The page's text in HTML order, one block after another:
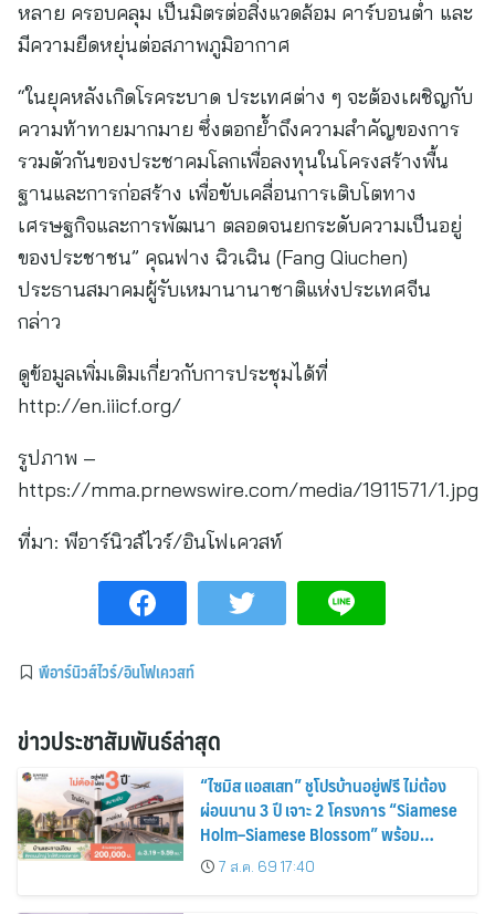
หลาย ครอบคลุม เป็นมิตรต่อสิ่งแวดล้อม คาร์บอนต่ำ และ
มีความยืดหยุ่นต่อสภาพภูมิอากาศ
“ในยุคหลังเกิดโรคระบาด ประเทศต่าง ๆ จะต้องเผชิญกับ
ความท้าทายมากมาย ซึ่งตอกย้ำถึงความสำคัญของการ
รวมตัวกันของประชาคมโลกเพื่อลงทุนในโครงสร้างพื้น
ฐานและการก่อสร้าง เพื่อขับเคลื่อนการเติบโตทาง
เศรษฐกิจและการพัฒนา ตลอดจนยกระดับความเป็นอยู่
ของประชาชน” คุณฟาง ฉิวเฉิน (Fang Qiuchen)
ประธานสมาคมผู้รับเหมานานาชาติแห่งประเทศจีน
กล่าว
ดูข้อมูลเพิ่มเติมเกี่ยวกับการประชุมได้ที่
http://en.iiicf.org/
รูปภาพ –
https://mma.prnewswire.com/media/1911571/1.jpg
ที่มา: พีอาร์นิวส์ไวร์/อินโฟเควสท์
พีอาร์นิวส์ไวร์/อินโฟเควสท์
ข่าวประชาสัมพันธ์ล่าสุด
“ไซมิส แอสเสท” ชูโปรบ้านอยู่ฟรี ไม่ต้อง
ผ่อนนาน 3 ปี เจาะ 2 โครงการ “Siamese
Holm–Siamese Blossom” พร้อม
ส่วนลดและสิทธิพิเศษถึง 31 สิงหาคม
2569
7 ส.ค. 69 17:40